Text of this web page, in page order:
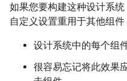
如果您要构建这种设计系
自定义设置重用于其他组件
设计系统中的每个组
很容易忘记将此效果